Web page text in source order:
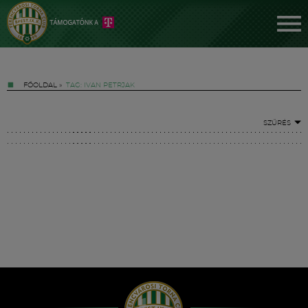
FŐOLDAL » TAG: IVAN PETRJAK
SZŰRÉS
Hírek